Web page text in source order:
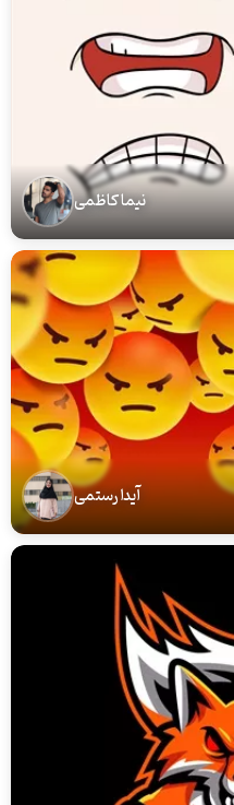
نیما کاظمی
آیدا رستمی